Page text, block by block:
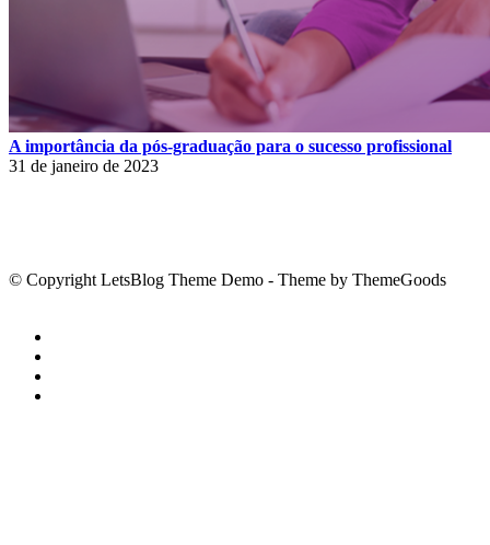
A importância da pós-graduação para o sucesso profissional
31 de janeiro de 2023
© Copyright LetsBlog Theme Demo - Theme by ThemeGoods